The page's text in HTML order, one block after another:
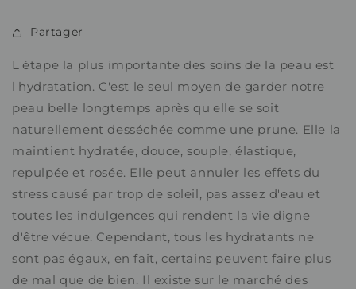
Partager
L'étape la plus importante des soins de la peau est
l'hydratation. C'est le seul moyen de garder notre
peau belle longtemps après qu'elle se soit
naturellement desséchée comme une prune. Elle la
maintient hydratée, douce, souple, élastique,
repulpée et rosée. Elle peut annuler les effets du
stress causé par trop de soleil, pas assez d'eau et
toutes les indulgences qui rendent la vie digne
d'être vécue. Cependant, tous les hydratants ne
sont pas égaux, en fait, certains peuvent faire plus
de mal que de bien. Il existe sur le marché des